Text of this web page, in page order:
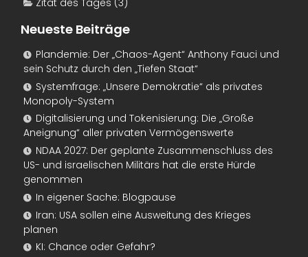
Zitat des Tages (3)
Neueste Beiträge
Plandemie: Der „Chaos-Agent“ Anthony Fauci und
sein Schutz durch den „Tiefen Staat“
Systemfrage: „Unsere Demokratie“ als privates
Monopoly-System
Digitalisierung und Tokenisierung: Die „Große
Aneignung“ aller privaten Vermögenswerte
NDAA 2027: Der geplante Zusammenschluss des
US- und israelischen Militärs hat die erste Hürde
genommen
In eigener Sache: Blogpause
Iran: USA sollen eine Ausweitung des Krieges
planen
KI: Chance oder Gefahr?